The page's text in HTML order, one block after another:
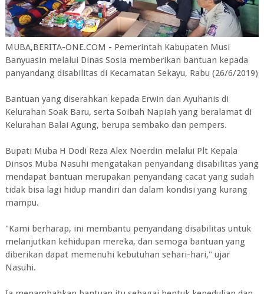
MUBA,BERITA-ONE.COM - Pemerintah Kabupaten Musi
Banyuasin melalui Dinas Sosia memberikan bantuan kepada
panyandang disabilitas di Kecamatan Sekayu, Rabu (26/6/2019)
Bantuan yang diserahkan kepada Erwin dan Ayuhanis di
Kelurahan Soak Baru, serta Soibah Napiah yang beralamat di
Kelurahan Balai Agung, berupa sembako dan pempers.
Bupati Muba H Dodi Reza Alex Noerdin melalui Plt Kepala
Dinsos Muba Nasuhi mengatakan penyandang disabilitas yang
mendapat bantuan merupakan penyandang cacat yang sudah
tidak bisa lagi hidup mandiri dan dalam kondisi yang kurang
mampu.
"Kami berharap, ini membantu penyandang disabilitas untuk
melanjutkan kehidupan mereka, dan semoga bantuan yang
diberikan dapat memenuhi kebutuhan sehari-hari," ujar
Nasuhi.